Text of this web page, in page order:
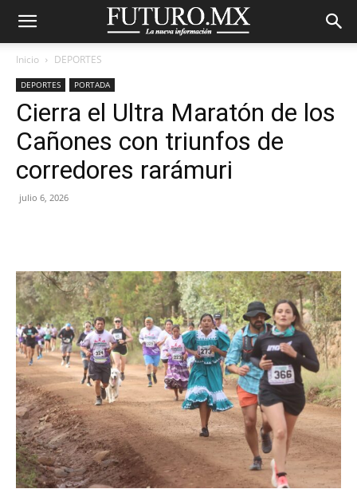
Inicio DEPORTES
DEPORTES PORTADA
Cierra el Ultra Maratón de los
Cañones con triunfos de
corredores rarámuri
julio 6, 2026